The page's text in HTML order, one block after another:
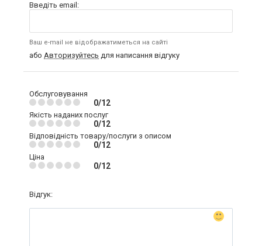
Введіть email:
Ваш e-mail не відображатиметься на сайті
або Авторизуйтесь для написання відгуку
Обслуговування
0/12
Якість наданих послуг
0/12
Відповідність товару/послуги з описом
0/12
Ціна
0/12
Відгук: